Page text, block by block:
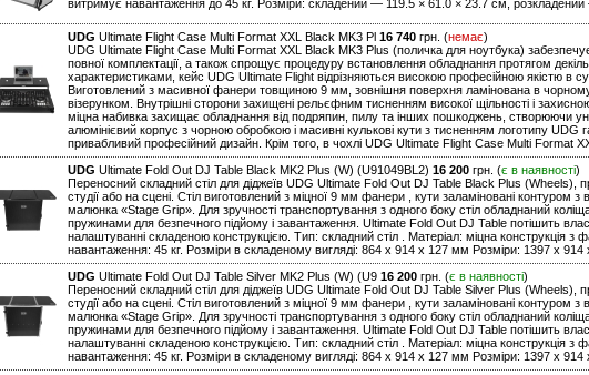
витримує навантаження до 45 кг. Розміри: складений — 119.5 × 61.0 × 23.7 см,
UDG Ultimate Flight Case Multi Format XXL Black MK3 Pl 16 740 грн. (немає)
UDG Ultimate Flight Case Multi Format XXL Black MK3 Plus (поличка для ноутбука)
повної комплектації, а також спрощує процедуру встановлення обладнання протягом
характеристиками, кейс UDG Ultimate Flight відрізняються високою професійною якістю в
Виготовлений з масивної фанери товщиною 9 мм, зовнішня поверхня ламінована в
візерунком. Внутрішні сторони захищені рельєфним тисненням високої щільності і
міцна набивка захищає обладнання від подряпин, пилу та інших пошкоджень, створюючи
алюмінієвий корпус з чорною обробкою і масивні кулькові кути з тисненням логотипу UDG
привабливий професійний дизайн. Крім того, в чохлі UDG Ultimate Flight Case Multi Format
UDG Ultimate Fold Out DJ Table Black MK2 Plus (W) (U91049BL2) 16 200 грн. (є в наявності)
Переносний складний стіл для діджеїв UDG Ultimate Fold Out DJ Table Black Plus (Wheels),
студії або на сцені. Стіл виготовлений з міцної 9 мм фанери , кути заламіновані контуром з
малюнка «Stage Grip». Для зручності транспортування з одного боку стіл обладнаний
пружинами для безпечного підйому і завантаження. Ultimate Fold Out DJ Table потішить
налаштуванні складеною конструкцією. Тип: складний стіл . Матеріал: міцна
навантаження: 45 кг. Розміри в складеному вигляді: 864 x 914 x 127 мм Розміри: 1397 x
UDG Ultimate Fold Out DJ Table Silver MK2 Plus (W) (U9 16 200 грн. (є в наявності)
Переносний складний стіл для діджеїв UDG Ultimate Fold Out DJ Table Silver Plus (Wheels),
студії або на сцені. Стіл виготовлений з міцної 9 мм фанери , кути заламіновані контуром з
малюнка «Stage Grip». Для зручності транспортування з одного боку стіл обладнаний
пружинами для безпечного підйому і завантаження. Ultimate Fold Out DJ Table потішить
налаштуванні складеною конструкцією. Тип: складний стіл . Матеріал: міцна
навантаження: 45 кг. Розміри в складеному вигляді: 864 x 914 x 127 мм Розміри: 1397 x